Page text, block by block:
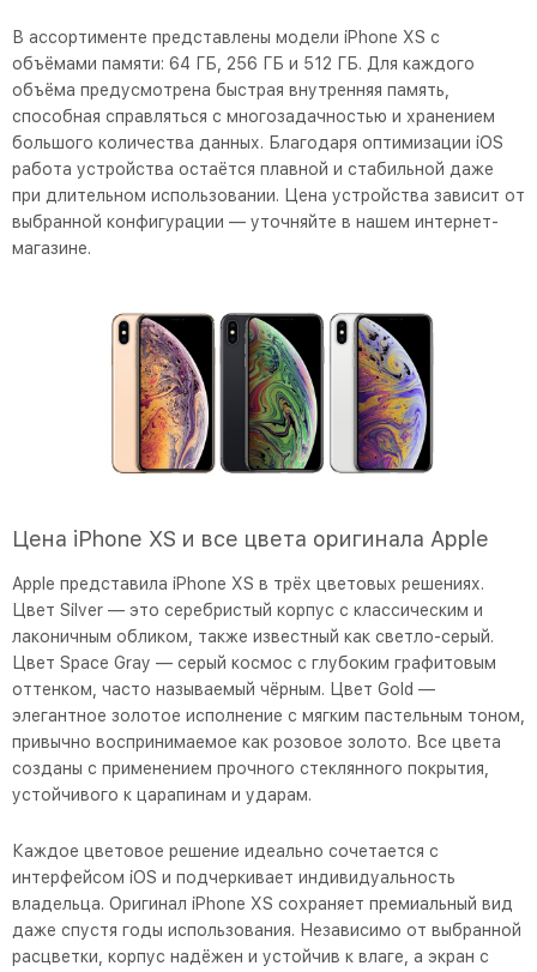
В ассортименте представлены модели iPhone XS с
объёмами памяти: 64 ГБ, 256 ГБ и 512 ГБ. Для каждого
объёма предусмотрена быстрая внутренняя память,
способная справляться с многозадачностью и хранением
большого количества данных. Благодаря оптимизации iOS
работа устройства остаётся плавной и стабильной даже
при длительном использовании. Цена устройства зависит от
выбранной конфигурации — уточняйте в нашем интернет-
магазине.
Цена iPhone XS и все цвета оригинала Apple
Apple представила iPhone XS в трёх цветовых решениях.
Цвет Silver — это серебристый корпус с классическим и
лаконичным обликом, также известный как светло-серый.
Цвет Space Gray — серый космос с глубоким графитовым
оттенком, часто называемый чёрным. Цвет Gold —
элегантное золотое исполнение с мягким пастельным тоном,
привычно воспринимаемое как розовое золото. Все цвета
созданы с применением прочного стеклянного покрытия,
устойчивого к царапинам и ударам.
Каждое цветовое решение идеально сочетается с
интерфейсом iOS и подчеркивает индивидуальность
владельца. Оригинал iPhone XS сохраняет премиальный вид
даже спустя годы использования. Независимо от выбранной
расцветки, корпус надёжен и устойчив к влаге, а экран с